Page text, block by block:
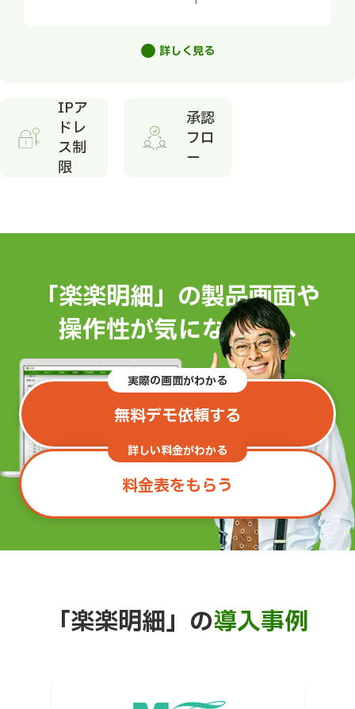
詳しく見る
IPア
ドレ
ス制
限
承認
フロ
ー
「楽楽明細」の製品画面や
操作性が気になる方へ
実際の画面がわかる
無料デモ依頼する
詳しい料金がわかる
料金表をもらう
「楽楽明細」の導入事例